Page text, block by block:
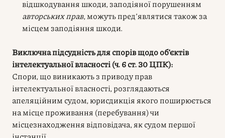
відшкодування шкоди, заподіяної порушенням
авторських прав, можуть пред’являтися також за
місцем заподіяння шкоди.
Виключна підсудність для спорів щодо об’єктів
інтелектуальної власності (ч. 6 ст. 30 ЦПК):
Спори, що виникають з приводу прав
інтелектуальної власності, розглядаються
апеляційним судом, юрисдикція якого поширюється
на місце проживання (перебування) чи
місцезнаходження відповідача, як судом першої